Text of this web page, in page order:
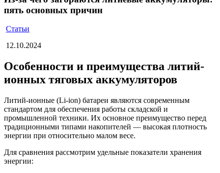
пять основных причин
Статьи
12.10.2024
Особенности и преимущества литий-
ионных тяговых аккумуляторов
Литий-ионные (Li-ion) батареи являются современным
стандартом для обеспечения работы складской и
промышленной техники. Их основное преимущество перед
традиционными типами накопителей — высокая плотность
энергии при относительно малом весе.
Для сравнения рассмотрим удельные показатели хранения
энергии: